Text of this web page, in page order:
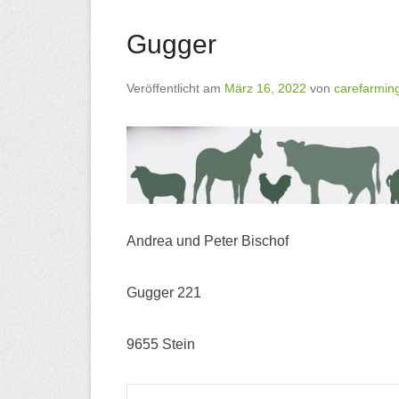
Gugger
Veröffentlicht am März 16, 2022 von
Andrea und Peter Bischof
Gugger 221
9655 Stein